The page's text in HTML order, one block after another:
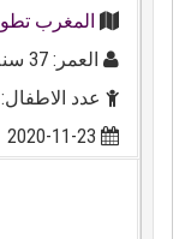
المغرب
العمر: 37 سنة
عدد الاطفال: 1
2020-11-23